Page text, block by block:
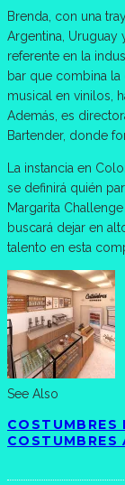
Brenda, con una
Argentina, Uruguay
referente en la
bar que combina
musical en vinilos,
Además, es
Bartender, donde
La instancia en
se definirá quién
Margarita
buscará dejar en
talento en esta
See Also
COSTUMBRES
COSTUMBRES